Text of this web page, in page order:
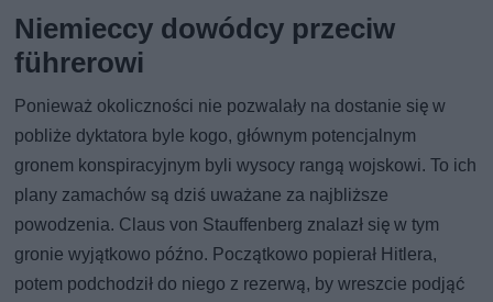
Niemieccy dowódcy przeciw
führerowi
Ponieważ okoliczności nie pozwalały na dostanie się w
pobliże dyktatora byle kogo, głównym potencjalnym
gronem konspiracyjnym byli wysocy rangą wojskowi. To ich
plany zamachów są dziś uważane za najbliższe
powodzenia. Claus von Stauffenberg znalazł się w tym
gronie wyjątkowo późno. Początkowo popierał Hitlera,
potem podchodził do niego z rezerwą, by wreszcie podjąć